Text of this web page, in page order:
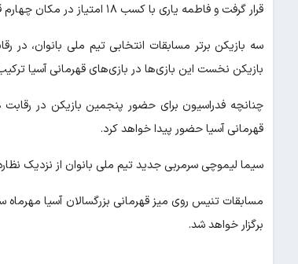
قرار گرفت و فاطمه یاری با کسب ۱۸ امتیاز در مکان چهارم قرار گرفت.
سه بازیکن برتر مسابقات انتخابی تیم ملی بانوان،
بازیکن نخست این بازی‌ها در بازی‌های قهرمانی آسیا
چنانچه فدراسیون برای حضور پنجمین بازیکن در
قهرمانی آسیا حضور پیدا خواهد کرد.
سیما لیموچی سرمربی جدید تیم ملی بانوان از نزدیک نظاره‌گر رقابت‌های انتخابی
مسابقات تنیس روی میز قهرمانی بزرگسالان آسیا مهرماه
برگزار خواهد شد.